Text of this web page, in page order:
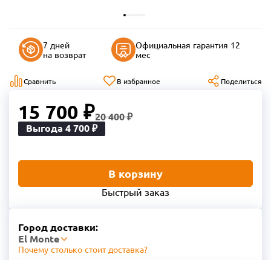
7 дней
на возврат
Официальная гарантия 12
мес
Сравнить В избранное Поделиться
15 700 ₽20 400 ₽
Выгода 4 700 ₽
В корзину
Быстрый заказ
Город доставки:
El Monte
Почему столько стоит доставка?